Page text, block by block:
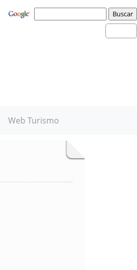
Web Turismo